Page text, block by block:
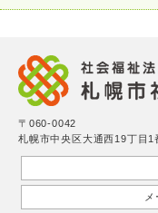
〒060-0042
札幌市中央区大通西19丁目